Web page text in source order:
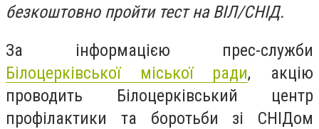
безкоштовно пройти тест на ВІЛ/СНІД.
За інформацією прес-служби
Білоцерківської міської ради, акцію
проводить Білоцерківський центр
профілактики та боротьби зі СНІДом